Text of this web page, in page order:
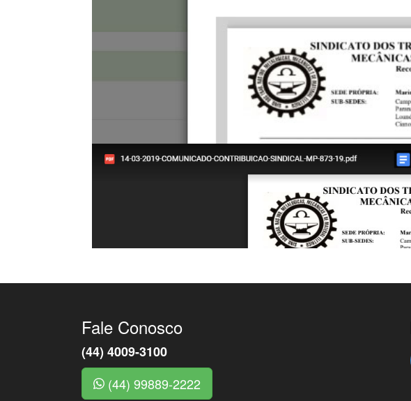
Fale Conosco
(44) 4009-3100
(44) 99889-2222